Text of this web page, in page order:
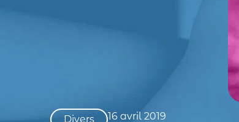
Divers 16 avril 2019